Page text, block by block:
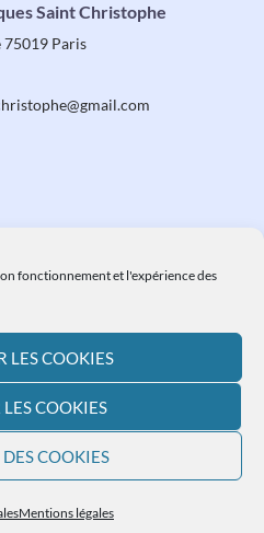
fonctionnement et l'expérience des
LES COOKIES
LES COOKIES
COOKIES
Mentions légales
Saint Christophe
75019 Paris
@gmail.com